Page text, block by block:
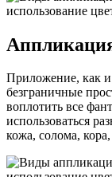
Приложение, как и
безграничные
воплотить все
использоваться
кожа, солома,